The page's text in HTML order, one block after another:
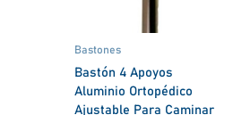
Bastones
Bastón 4 Apoyos
Aluminio Ortopédico
Ajustable Para Caminar